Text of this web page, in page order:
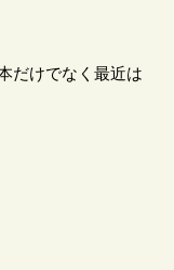
だけでなく最近は